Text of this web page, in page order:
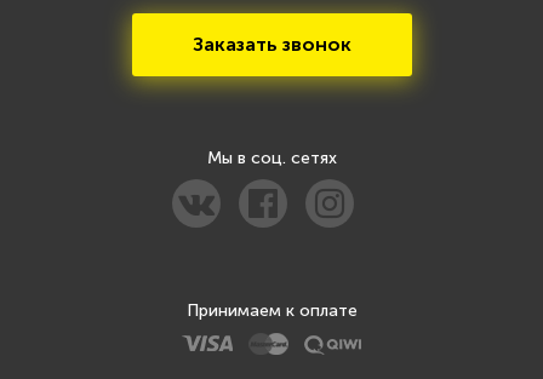
Заказать звонок
Мы в соц. сетях
Принимаем к оплате